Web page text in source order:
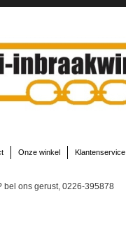
Onze winkel Klantenservice
bel ons gerust, 0226-395878